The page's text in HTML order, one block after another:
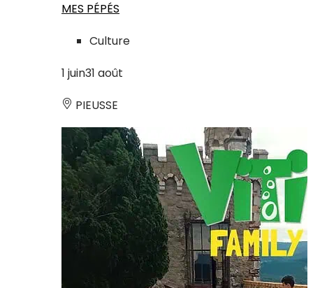
MES PÉPÉS
Culture
1 juin31 août
PIEUSSE